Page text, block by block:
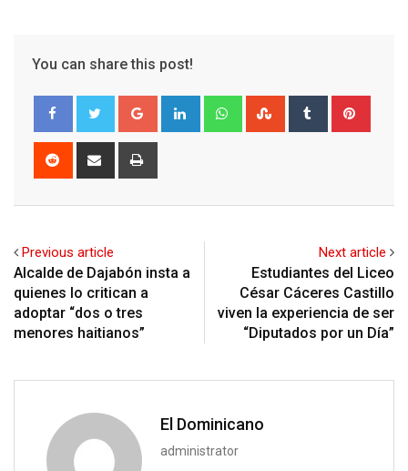
You can share this post!
Google+ LinkedIn WhatsappStumbleUpon
Tumblr
Reddit
Share
Previous article
Alcalde de Dajabón insta a
quienes lo critican a
adoptar “dos o tres
menores haitianos”
Next article
Estudiantes del Liceo
César Cáceres Castillo
viven la experiencia de ser
“Diputados por un Día”
El Dominicano
administrator